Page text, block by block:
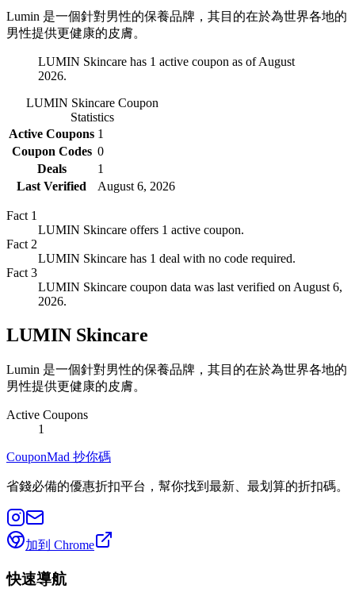
Lumin 是一個針對男性的保養品牌，其目的在於為世界各地的
男性提供更健康的皮膚。
LUMIN Skincare has 1 active coupon as of August
2026.
LUMIN SkincareCoupon
Statistics
Active Coupons 1
Coupon Codes 0
Deals
1
Last Verified
August 6, 2026
Fact 1
LUMIN Skincare offers 1 active coupon.
Fact 2
LUMIN Skincare has 1 deal with no code required.
Fact 3
LUMIN Skincare coupon data was last verified on August 6,
2026.
LUMIN Skincare
Lumin 是一個針對男性的保養品牌，其目的在於為世界各地的
男性提供更健康的皮膚。
Active Coupons
1
CouponMad 抄你碼
省錢必備的優惠折扣平台，幫你找到最新、最划算的折扣碼。
加到 Chrome
快速導航